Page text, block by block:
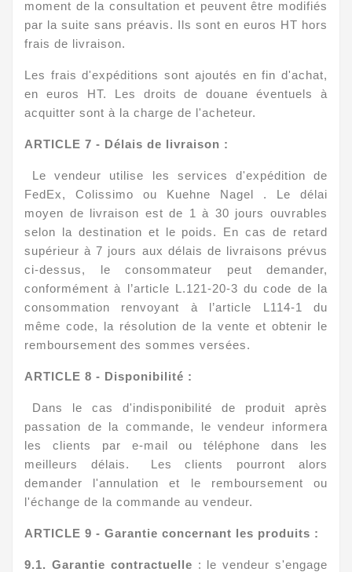
moment de la consultation et peuvent être modifiés
par la suite sans préavis. Ils sont en euros HT hors
frais de livraison.
Les frais d'expéditions sont ajoutés en fin d'achat,
en euros HT. Les droits de douane éventuels à
acquitter sont à la charge de l'acheteur.
ARTICLE 7 - Délais de livraison :
Le vendeur utilise les services d'expédition de
FedEx, Colissimo ou Kuehne Nagel . Le délai
moyen de livraison est de 1 à 30 jours ouvrables
selon la destination et le poids. En cas de retard
supérieur à 7 jours aux délais de livraisons prévus
ci-dessus, le consommateur peut demander,
conformément à l’article L.121-20-3 du code de la
consommation renvoyant à l’article L114-1 du
même code, la résolution de la vente et obtenir le
remboursement des sommes versées.
ARTICLE 8 - Disponibilité :
Dans le cas d'indisponibilité de produit après
passation de la commande, le vendeur informera
les clients par e-mail ou téléphone dans les
meilleurs délais. Les clients pourront alors
demander l'annulation et le remboursement ou
l'échange de la commande au vendeur.
ARTICLE 9 - Garantie concernant les produits :
9.1. Garantie contractuelle : le vendeur s'engage